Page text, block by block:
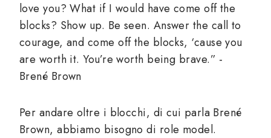
love you? What if I would have come off the
blocks? Show up. Be seen. Answer the call to
courage, and come off the blocks, ‘cause you
are worth it. You’re worth being brave.” -
Brené Brown
Per andare oltre i blocchi, di cui parla Brené
Brown, abbiamo bisogno di role model.